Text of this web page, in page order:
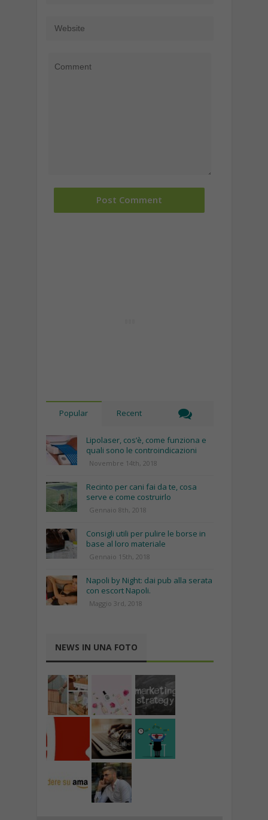
Popular Recent
Lipolaser, cos’è, come funziona e
quali sono le controindicazioni
Novembre 14th, 2018
Recinto per cani fai da te, cosa
serve e come costruirlo
Gennaio 8th, 2018
Consigli utili per pulire le borse in
base al loro materiale
Gennaio 15th, 2018
Napoli by Night: dai pub alla serata
con escort Napoli.
Maggio 3rd, 2018
NEWS IN UNA FOTO